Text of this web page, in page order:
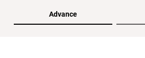
Advance